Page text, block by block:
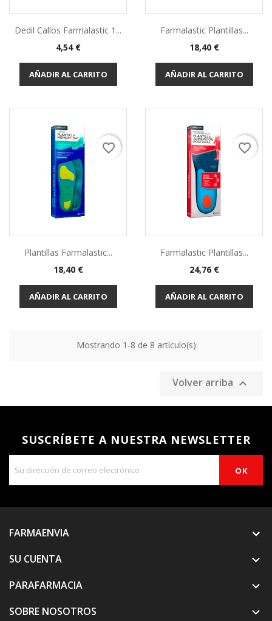
Dedil Callos Farmalastic 1...
4,54 €
AÑADIR AL CARRITO
Farmalastic Plantillas...
18,40 €
AÑADIR AL CARRITO
Plantillas Farmalastic...
18,40 €
AÑADIR AL CARRITO
favorite_border
Farmalastic Plantillas...
24,76 €
AÑADIR AL CARRITO
favorite_border
Mostrando 1-8 de 8 artículo(s)
Volver arriba 
SUSCRÍBETE A NUESTRA NEWSLETTER
FARMAENVIA
SU CUENTA

PARAFARMACIA 
SOBRE NOSOTROS 